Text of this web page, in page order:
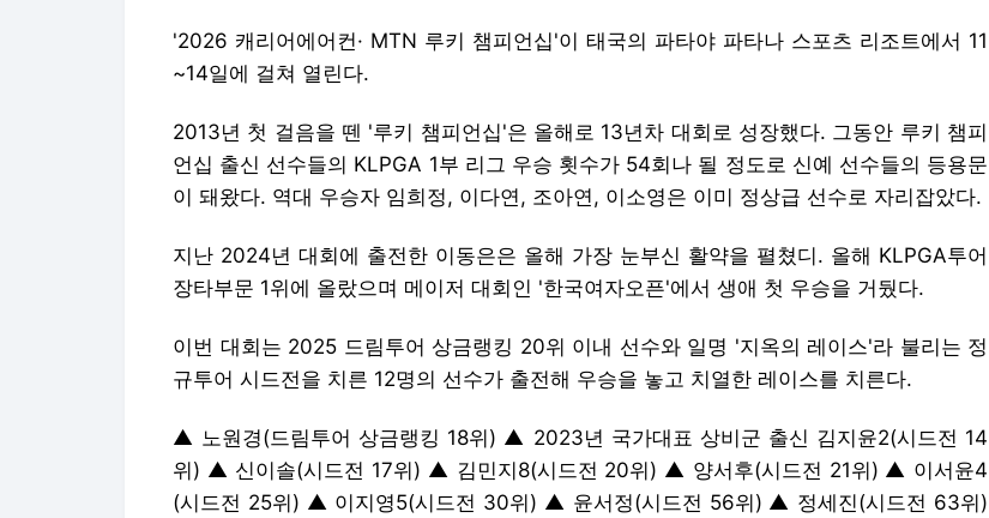
'2026 캐리어에어컨· MTN 루키 챔피언십'이 태국의 파타야 파타나 스포츠 리조트에서 11
~14일에 걸쳐 열린다.
2013년 첫 걸음을 뗀 '루키 챔피언십'은 올해로 13년차 대회로 성장했다. 그동안 루키 챔피
언십 출신 선수들의 KLPGA 1부 리그 우승 횟수가 54회나 될 정도로 신예 선수들의 등용문
이 돼왔다. 역대 우승자 임희정, 이다연, 조아연, 이소영은 이미 정상급 선수로 자리잡았다.
지난 2024년 대회에 출전한 이동은은 올해 가장 눈부신 활약을 펼쳤디. 올해 KLPGA투어
장타부문 1위에 올랐으며 메이저 대회인 '한국여자오픈'에서 생애 첫 우승을 거뒀다.
이번 대회는 2025 드림투어 상금랭킹 20위 이내 선수와 일명 '지옥의 레이스'라 불리는 정
규투어 시드전을 치른 12명의 선수가 출전해 우승을 놓고 치열한 레이스를 치른다.
▲ 노원경(드림투어 상금랭킹 18위) ▲ 2023년 국가대표 상비군 출신 김지윤2(시드전 14
위) ▲ 신이솔(시드전 17위) ▲ 김민지8(시드전 20위) ▲ 양서후(시드전 21위) ▲ 이서윤4
(시드전 25위) ▲ 이지영5(시드전 30위) ▲ 윤서정(시드전 56위) ▲ 정세진(시드전 63위)